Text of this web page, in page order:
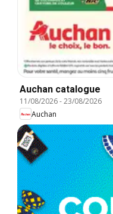
Auchan catalogue
11/08/2026-23/08/2026
Auchan